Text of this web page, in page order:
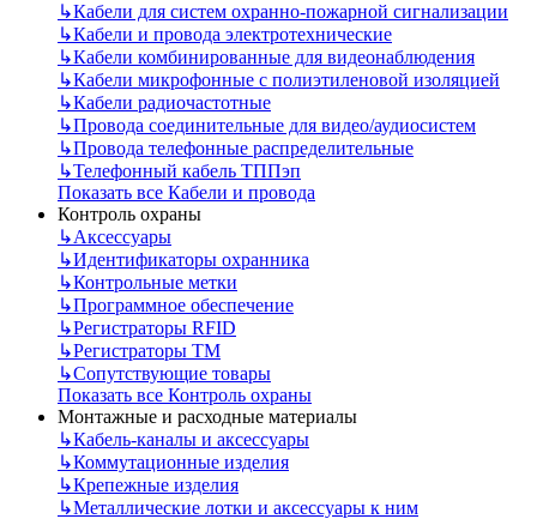
↳Кабели для систем охранно-пожарной сигнализации
↳Кабели и провода электротехнические
↳Кабели комбинированные для видеонаблюдения
↳Кабели микрофонные с полиэтиленовой изоляцией
↳Кабели радиочастотные
↳Провода соединительные для видео/аудиосистем
↳Провода телефонные распределительные
↳Телефонный кабель ТППэп
Показать все Кабели и провода
Контроль охраны
↳Аксессуары
↳Идентификаторы охранника
↳Контрольные метки
↳Программное обеспечение
↳Регистраторы RFID
↳Регистраторы ТМ
↳Сопутствующие товары
Показать все Контроль охраны
Монтажные и расходные материалы
↳Кабель-каналы и аксессуары
↳Коммутационные изделия
↳Крепежные изделия
↳Металлические лотки и аксессуары к ним